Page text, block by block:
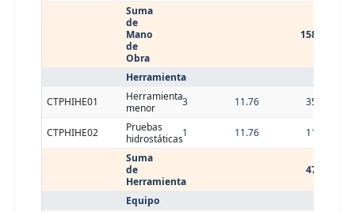
Suma
de
Mano
de
Obra
158.04
Herramienta
CTPHIHE01
Herramienta
menor
3 11.76 35.28
CTPHIHE02
Pruebas
hidrostáticas1 11.76
11.76
Suma
de
Herramienta
47.04
Equipo